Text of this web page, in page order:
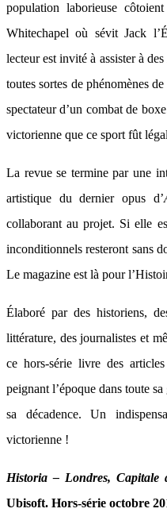
population laborieuse
Whitechapel où sévit Jack
lecteur est invité à assister à des
toutes sortes de phénomènes
spectateur d’un combat de
victorienne que ce sport fût
La revue se termine par une
artistique du dernier opus d’
collaborant au projet. Si elle
inconditionnels resteront sans
Le magazine est là pour
Élaboré par des historiens,
littérature, des journalistes et
ce hors-série livre des
peignant l’époque dans toute
sa décadence. Un
victorienne !
Historia – Londres, Capitale
Ubisoft. Hors-série octobre